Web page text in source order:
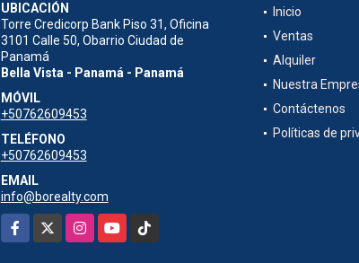
UBICACIÓN
Torre Credicorp Bank Piso 31, Oficina
3101 Calle 50, Obarrio Ciudad de
Panamá
Bella Vista - Panamá - Panamá
MÓVIL
+50762609453
TELÉFONO
+50762609453
EMAIL
info@borealty.com
Facebook
InstagramYouTubeTikTok
Inicio
Ventas
Alquiler
Nuestra
Contáctenos
Políticas de